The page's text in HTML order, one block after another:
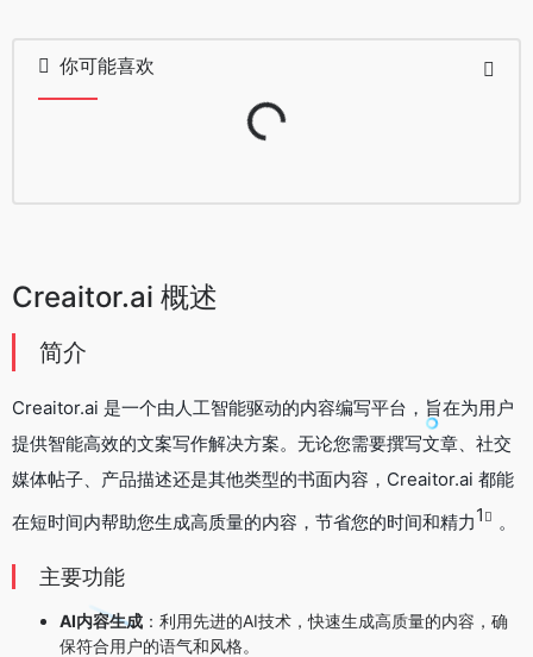
你可能喜欢
Loading...
Creaitor.ai 概述
简介
Creaitor.ai 是一个由人工智能驱动的内容编写平台，旨在为用户
提供智能高效的文案写作解决方案。无论您需要撰写文章、社交
媒体帖子、产品描述还是其他类型的书面内容，Creaitor.ai 都能
在短时间内帮助您生成高质量的内容，节省您的时间和精力1 。
主要功能
AI内容生成 ：利用先进的AI技术，快速生成高质量的内容，确
保符合用户的语气和风格。